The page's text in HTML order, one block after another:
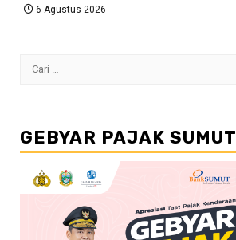
6 Agustus 2026
Cari
GEBYAR PAJAK SUMUT